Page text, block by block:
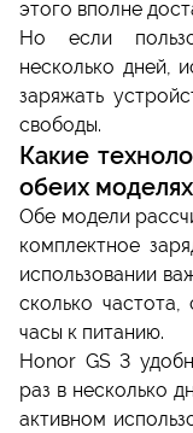
этого вполне
Но если
несколько дней,
заряжать
свободы.
Какие
обеих
Обе модели
комплектное
использовании
сколько
часы к питанию.
Honor GS 3
раз в несколько
активном